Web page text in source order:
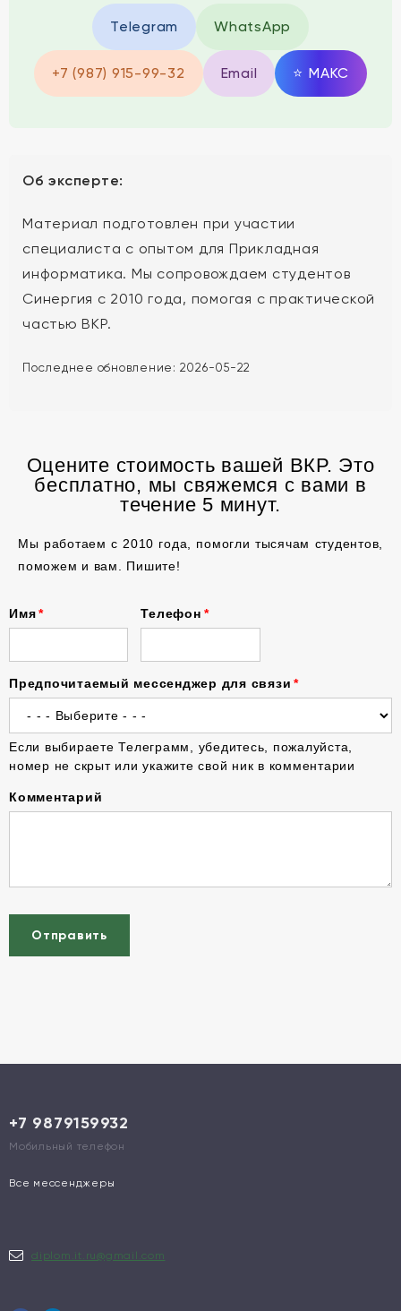
Telegram WhatsApp
+7 (987) 915-99-32 Email ⭐ MAКС
Об эксперте:
Материал подготовлен при участии
специалиста с опытом для Прикладная
информатика. Мы сопровождаем студентов
Синергия с 2010 года, помогая с практической
частью ВКР.
Последнее обновление: 2026-05-22
Оцените стоимость вашей ВКР. Это
бесплатно, мы свяжемся с вами в
течение 5 минут.
Мы работаем с 2010 года, помогли тысячам студентов,
поможем и вам. Пишите!
Имя Телефон
Предпочитаемый мессенджер для связи
Если выбираете Телеграмм, убедитесь, пожалуйста,
номер не скрыт или укажите свой ник в комментарии
Комментарий
Отправить
+7 9879159932
Мобильный телефон
Все мессенджеры
diplom.it.ru@gmail.com